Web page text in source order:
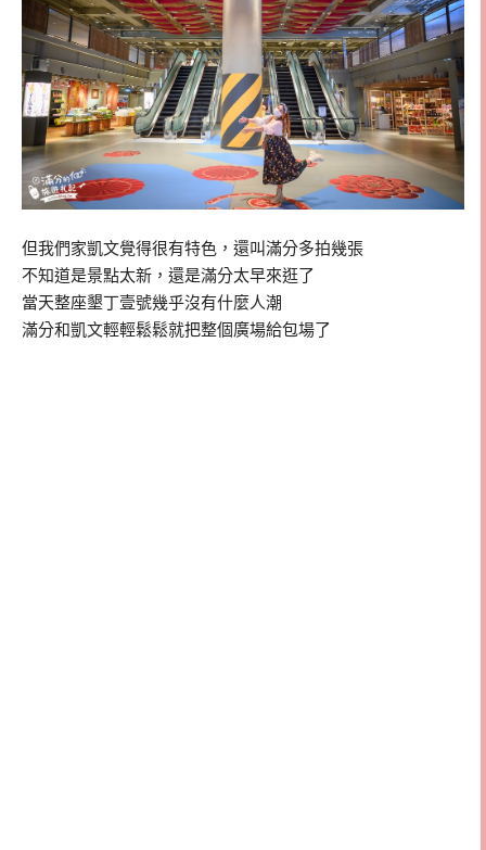
但我們家凱文覺得很有特色，還叫滿分多拍幾張
不知道是景點太新，還是滿分太早來逛了
當天整座墾丁壹號幾乎沒有什麼人潮
滿分和凱文輕輕鬆鬆就把整個廣場給包場了